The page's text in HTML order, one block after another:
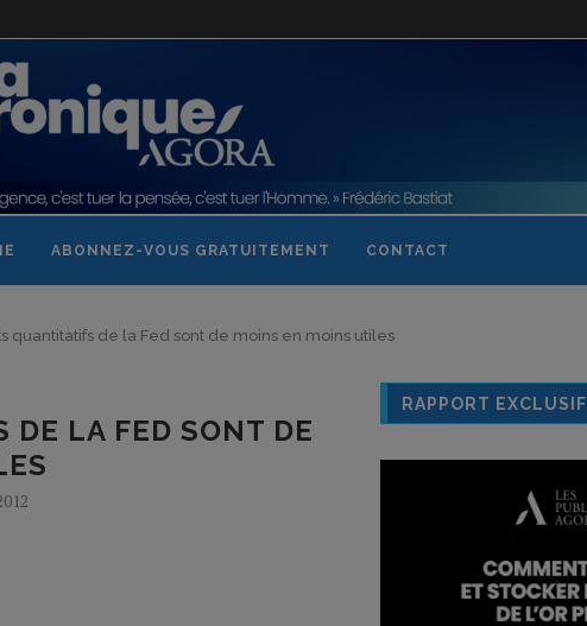
ABONNEZ-VOUS GRATUITEMENT CONTACT
quantitatifs de la Fed sont de moins en moins utiles
DE LA FED SONT DE
RAPPORT EXCLUSIF